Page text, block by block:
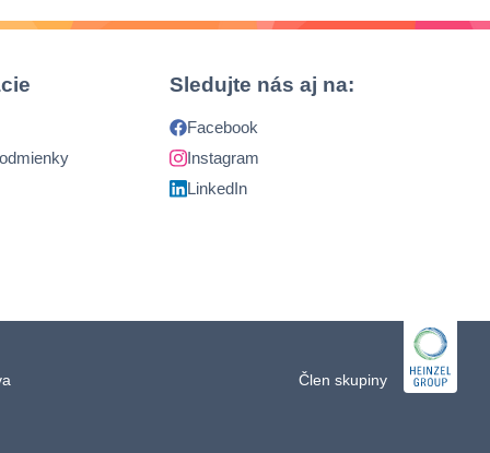
Sledujte nás aj na:
Facebook
Instagram
LinkedIn
Člen skupiny